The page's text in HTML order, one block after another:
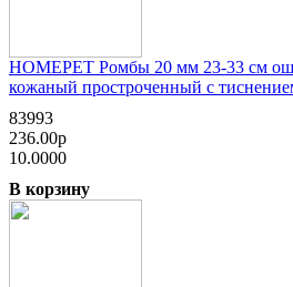
HOMEPET Ромбы 20 мм 23-33 см
кожаный простроченный с
83993
236.00р
10.0000
В корзину